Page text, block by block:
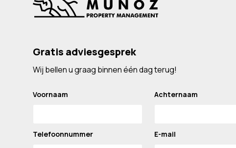
Gratis adviesgesprek
Wij bellen u graag binnen één dag terug!
Voornaam Achternaam
Telefoonnummer E-mail